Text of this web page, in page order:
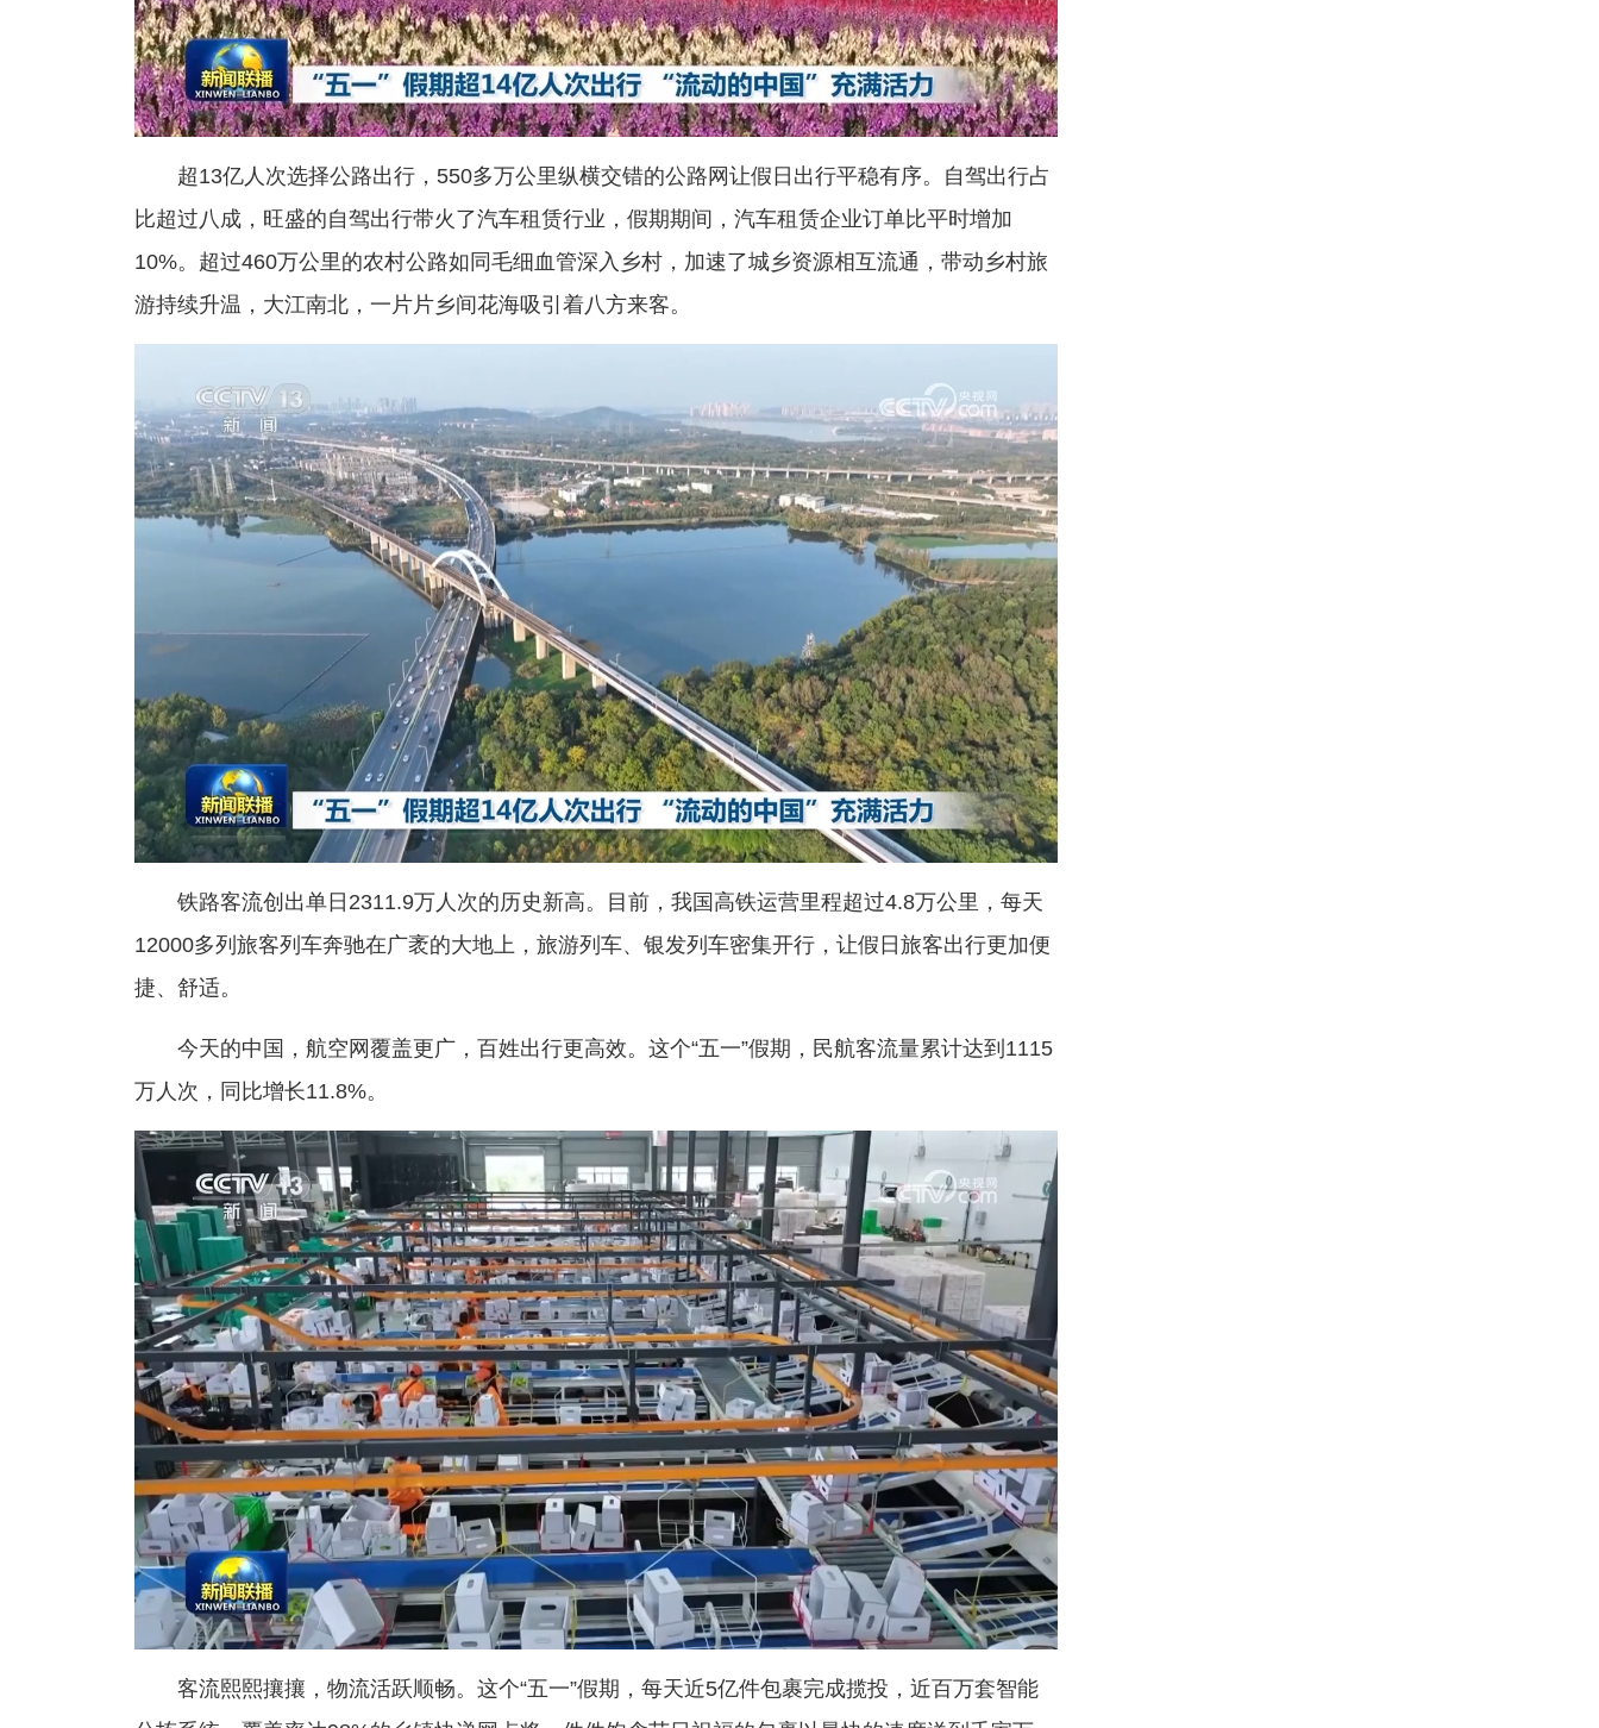
超13亿人次选择公路出行，550多万公里纵横交错的公路网让假日出行平稳有序。自驾出行占
比超过八成，旺盛的自驾出行带火了汽车租赁行业，假期期间，汽车租赁企业订单比平时增加
10%。超过460万公里的农村公路如同毛细血管深入乡村，加速了城乡资源相互流通，带动乡村旅
游持续升温，大江南北，一片片乡间花海吸引着八方来客。
铁路客流创出单日2311.9万人次的历史新高。目前，我国高铁运营里程超过4.8万公里，每天
12000多列旅客列车奔驰在广袤的大地上，旅游列车、银发列车密集开行，让假日旅客出行更加便
捷、舒适。
今天的中国，航空网覆盖更广，百姓出行更高效。这个“五一”假期，民航客流量累计达到1115
万人次，同比增长11.8%。
客流熙熙攘攘，物流活跃顺畅。这个“五一”假期，每天近5亿件包裹完成揽投，近百万套智能